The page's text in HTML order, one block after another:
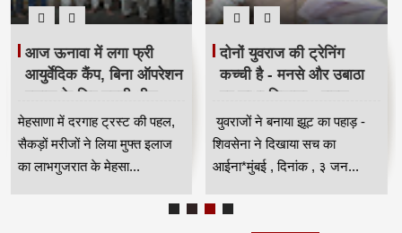
आज ऊनावा में लगा फ्री
आयुर्वेदिक कैंप, बिना ऑपरेशन
इलाज के लिए उमड़ी भीड़
HKA
मेहसाणा में दरगाह ट्रस्ट की पहल,
सैकड़ों मरीजों ने लिया मुफ्त इलाज
का लाभगुजरात के मेहसा...
दोनों युवराज की ट्रेनिंग
कच्ची है - मनसे और उबाठा
पर साधा निशाना - राहुल
शेवाले
युवराजों ने बनाया झूट का पहाड़ -
शिवसेना ने दिखाया सच का
आईना*मुंबई , दिनांक , ३ जन...